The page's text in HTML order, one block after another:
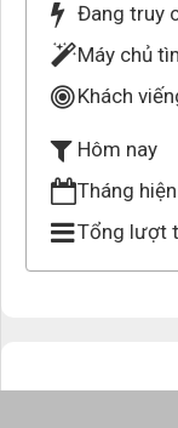
Đang truy
Máy chủ
Khách
Hôm nay
Tháng
Tổng lượt